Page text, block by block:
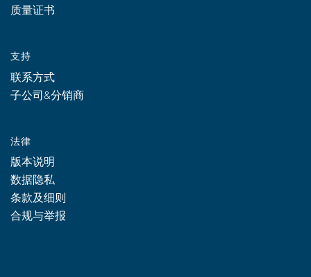
质量证书
支持
联系方式
子公司&分销商
法律
版本说明
数据隐私
条款及细则
合规与举报